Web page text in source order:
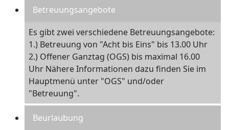
Betreuungsangebote
Es gibt zwei verschiedene Betreuungsangebote:
1.) Betreuung von "Acht bis Eins" bis 13.00 Uhr
2.) Offener Ganztag (OGS) bis maximal 16.00
Uhr Nähere Informationen dazu finden Sie im
Hauptmenü unter "OGS" und/oder
"Betreuung".
Beurlaubung